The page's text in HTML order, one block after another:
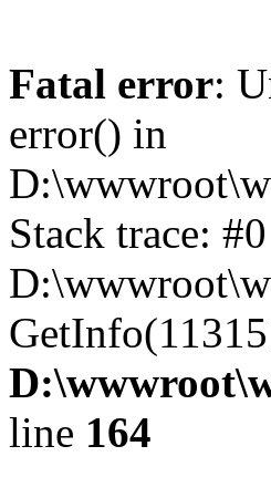
Fatal error:
error() in
Stack trace: #0
line 164